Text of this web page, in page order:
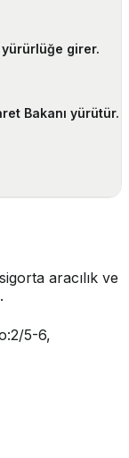
yürürlüğe girer.
Bakanı yürütür.
aracılık ve
5-6,